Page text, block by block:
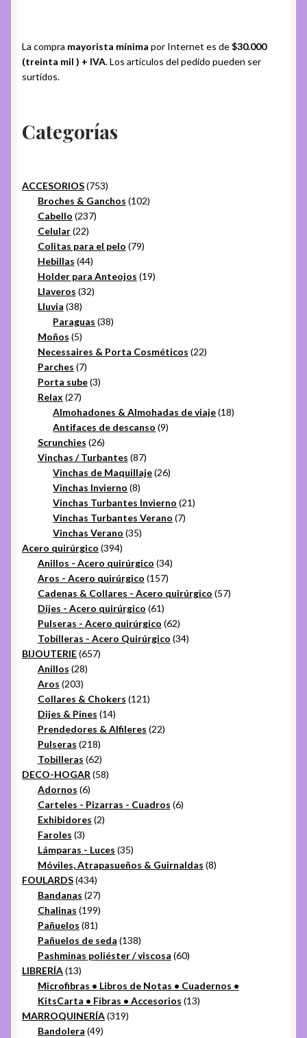
La compra mayorista mínima por Internet es de$30.000
(treinta mil ) + IVA. Los artículos del pedido pueden ser
surtidos.
Categorías
ACCESORIOS 753753
productos
Broches & Ganchos 102102
Cabello 237237
Celular 2222
productos
Colitas para el pelo 7979
Hebillas 4444
productos
Holder para Anteojos 1919
Llaveros 3232
Lluvia 3838
productos
Paraguas 3838
Moños 55
productos
Necessaires & Porta Cosméticos 2222
Parches 77
productos
Porta sube 33
Relax 2727
productos
Almohadones & Almohadas de viaje 1818
Antifaces de descanso 99
Scrunchies 2626
productos
Vinchas / Turbantes 8787
productos
Vinchas de Maquillaje 2626
Vinchas Invierno 88
productos
Vinchas Turbantes Invierno 2121
Vinchas Turbantes Verano 77
Vinchas Verano 3535
Acero quirúrgico 394394
productos
Anillos - Acero quirúrgico 3434
Aros - Acero quirúrgico 157157
productos
Cadenas & Collares - Acero quirúrgico 5757
Dijes - Acero quirúrgico 6161
productos
Pulseras - Acero quirúrgico 6262
productos
Tobilleras - Acero Quirúrgico 3434
BIJOUTERIE 657657
Anillos 2828
Aros 203203
productos
Collares & Chokers 121121
Dijes & Pines 1414
productos
Prendedores & Alfileres 2222
Pulseras 218218
productos
Tobilleras 6262
productos
DECO-HOGAR 5858
Adornos 66
productos
Carteles - Pizarras - Cuadros 66
Exhibidores 22
Faroles 33
productos
Lámparas - Luces 3535
productos
Móviles, Atrapasueños & Guirnaldas 88
FOULARDS 434434
productos
Bandanas 2727
productos
Chalinas 199199
productos
Pañuelos 8181
productos
Pañuelos de seda 138138
productos
Pashminas poliéster / viscosa 6060
LIBRERÍA 1313
productos
Microfibras • Libros de Notas • Cuadernos •
KitsCarta • Fibras • Accesorios 1313
MARROQUINERÍA 319319
Bandolera 4949